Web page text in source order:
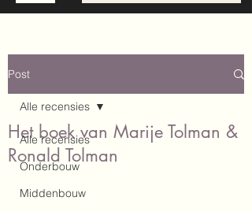
Post
Alle recensies
Onderbouw
Middenbouw
Alle recensies
Het boek van Marije Tolman &
Ronald Tolman